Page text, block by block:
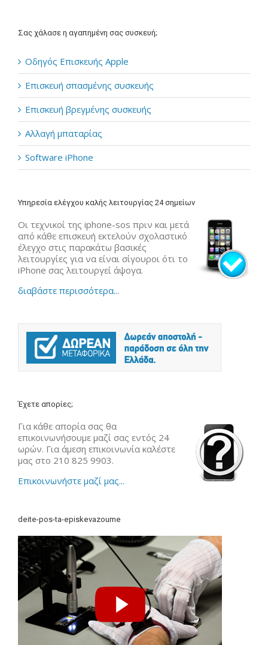
Σας χάλασε η αγαπημένη σας συσκευή;
Οδηγός Επισκευής Apple
Επισκευή σπασμένης συσκευής
Επισκευή βρεγμένης συσκευής
Αλλαγή μπαταρίας
Software iPhone
Υπηρεσία ελέγχου καλής λειτουργίας 24 σημείων
Οι τεχνικοί της iphone-sos πριν και μετά
από κάθε επισκευή εκτελούν σχολαστικό
έλεγχο στις παρακάτω βασικές
λειτουργίες για να είναι σίγουροι ότι το
iPhone σας λειτουργεί άψογα.
διαβάστε περισσότερα...
Έχετε απορίες;
Για κάθε απορία σας θα
επικοινωνήσουμε μαζί σας εντός 24
ωρών. Για άμεση επικοινωνία καλέστε
μας στο 210 825 9903.
Επικοινωνήστε μαζί μας...
deite-pos-ta-episkevazoume